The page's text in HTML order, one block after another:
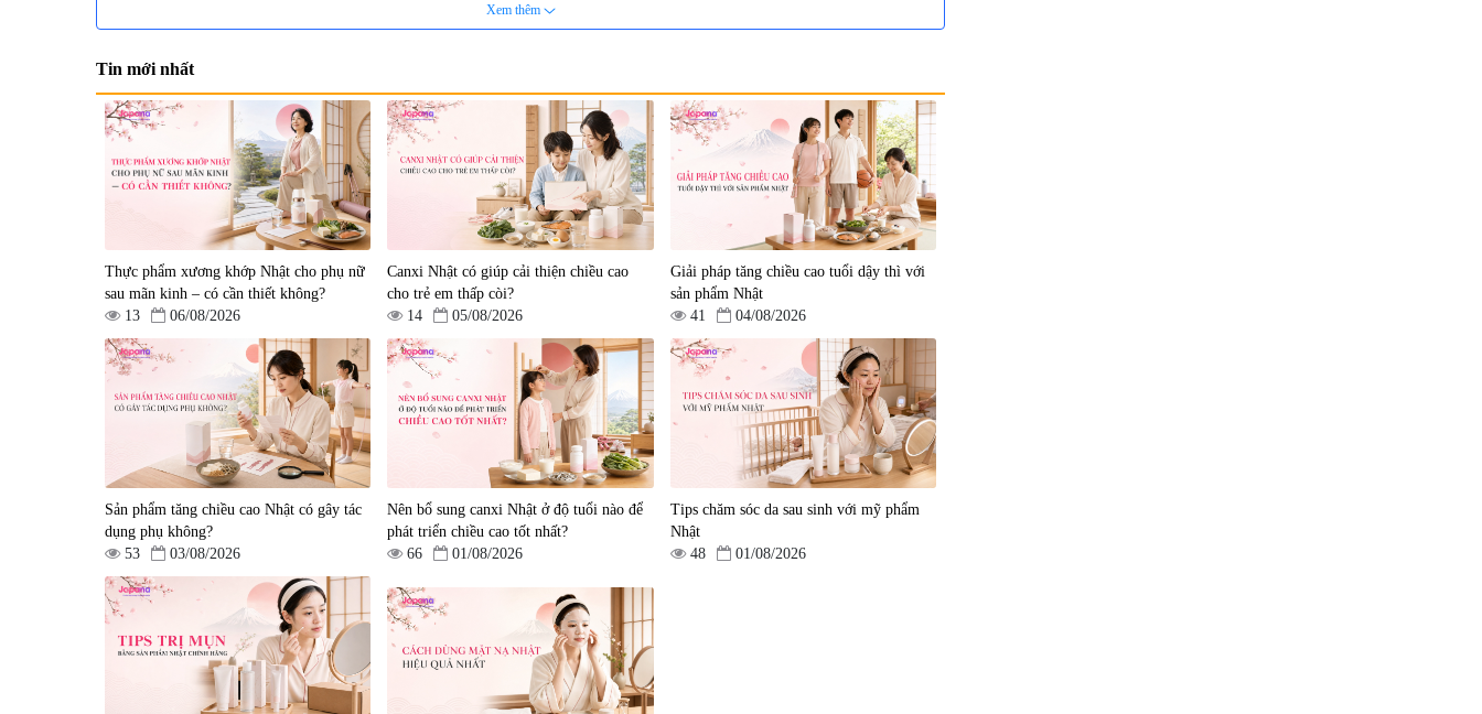
Tẩy tế bào chết Nichiei
Bussan Nano NMN+
Peeling Gel Luxury 200g
1.490.000 đ
Viên uống hỗ trợ bền thành
mạch, ngừa tai biến Elastin
Plus & Nattokinase Hokoen
80 viên
980.000 đ
Viên uống bổ gan Ribeto
Shoji Hepaclean 60 viên
Viên uống hỗ trợ cải thiện
thoát vị đĩa đệm Kyoto Has
30 viên
1.600.000 đ
Viên uống hỗ trợ giấc ngủ
Fujina Sleepy Nhật Bản 80
|13.760
Viên uống phòng ngừa &
hỗ trợ điều trị đột quỵ
1.570.000 đ
Xem thêm
Tin mới nhất
Thực phẩm xương khớp Nhật cho phụ nữ
sau mãn kinh – có cần thiết không?
13
06/08/2026
Canxi Nhật có giúp cải thiện chiều cao
cho trẻ em thấp còi?
14
05/08/2026
Giải pháp tăng chiều cao tuổi dậy thì với
sản phẩm Nhật
41
04/08/2026
Sản phẩm tăng chiều cao Nhật có gây tác
dụng phụ không?
53
03/08/2026
Nên bổ sung canxi Nhật ở độ tuổi nào để
phát triển chiều cao tốt nhất?
66
01/08/2026
Tips chăm sóc da sau sinh với mỹ phẩm
Nhật
48
01/08/2026